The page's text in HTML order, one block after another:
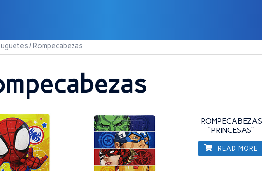
/ Rompecabezas
ROMPECABEZAS
“PRINCESAS”
READ MORE